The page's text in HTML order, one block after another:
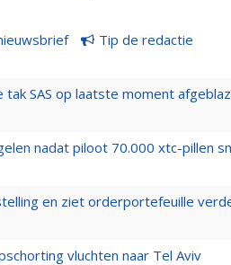
Tip de redactie
SAS op laatste moment
nadat piloot 70.000 xtc-pillen
en ziet orderportefeuille
vluchten naar Tel Aviv